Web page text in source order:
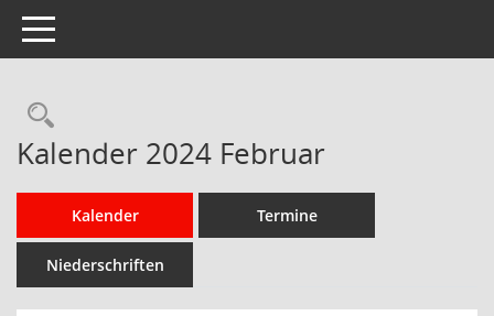
Toggle navigation
Rechercheauswahl
Kalender 2024 Februar
Kalender Termine
Niederschriften